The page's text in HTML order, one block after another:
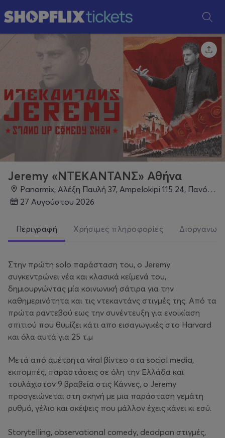
Jeremy «ΝΤΕΚΑΝΤΑΝΣ» Αθήνα
Panormix, Αλέξη Παυλή 37, Ampelokipi 115 24, Πανόρμου
27 Αυγούστου 2026
Περιγραφή Χρήσιμες πληροφορίες
Στην πρώτη solo παράσταση του, ο Jeremy
συγκεντρώνει νέα και κλασικά κείμενά του,
δημιουργώντας μία κοινωνική σάτιρα για την
καθημερινότητα και τις ντεκαντάνς στιγμές της. Από τα
πρώτα ραντεβού εως την συνέντευξη για ενοικίαση
σπιτιού που θυμίζει κάτι απο εισαγωγικές στο Harvard
και όλα αυτά για 25 τ.μ
Μετά από αμέτρητα viral βίντεο στα social media,
εκπομπές, παραστάσεις σε όλη την Ελλάδα και
τουλάχιστον 9 βραβεία στις Κάννες, ο Jeremy
προσγειώνεται στη σκηνή με μια παράσταση γεμάτη
ρυθμό, γέλιο και σκέψεις που μάλλον έχεις κάνει κι εσύ.
Storytelling, observational comedy, deadpan στιγμές,